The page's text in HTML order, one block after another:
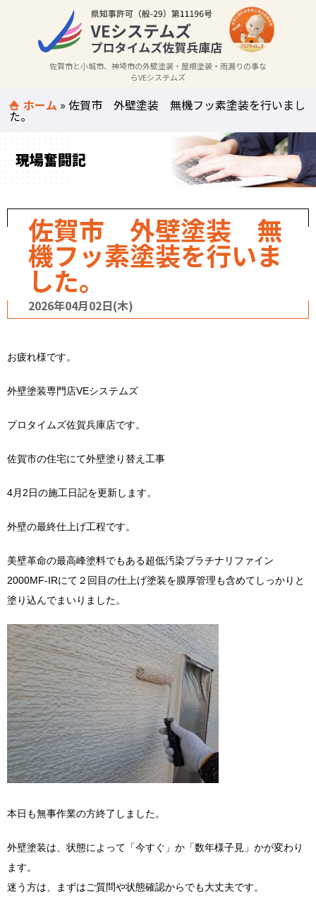
佐賀市と小城市、神埼市の外壁塗装・屋根塗装・雨漏りの事な
らVEシステムズ
ホーム »佐賀市 外壁塗装 無機フッ素塗装を行いまし
た。
現場奮闘記
佐賀市 外壁塗装 無
機フッ素塗装を行いま
した。
2026年04月02日(木)
お疲れ様です。
外壁塗装専門店VEシステムズ
プロタイムズ佐賀兵庫店です。
佐賀市の住宅にて外壁塗り替え工事
4月2日の施工日記を更新します。
外壁の最終仕上げ工程です。
美壁革命の最高峰塗料でもある超低汚染プラチナリファイン
2000MF-IRにて２回目の仕上げ塗装を膜厚管理も含めてしっかりと
塗り込んでまいりました。
本日も無事作業の方終了しました。
外壁塗装は、状態によって「今すぐ」か「数年様子見」かが変わり
ます。
迷う方は、まずはご質問や状態確認からでも大丈夫です。